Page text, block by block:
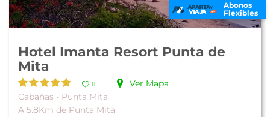
Abonos
Flexibles
Hotel Imanta Resort Punta de
Mita
11
Ver Mapa
Cabañas - Punta Mita
A 5.8Km de Punta Mita